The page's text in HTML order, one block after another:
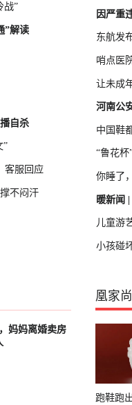
战”
”解读
自杀
”
客服回应
不闷汗
因严重
东航发
哨点医
让未成
河南公
中国鞋
“鲁花
你睡了
暖新闻 |
儿童游
小孩碰
妈妈离婚卖房
凰家
跑鞋跑